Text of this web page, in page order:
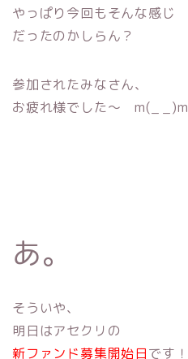
やっぱり今回もそんな感じ
だったのかしらん？
参加されたみなさん、
お疲れ様でした〜 m(_ _)m
あ。
そういや、
明日はアセクリの
新ファンド募集開始日です！